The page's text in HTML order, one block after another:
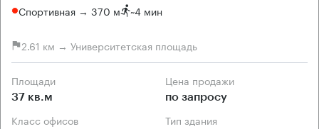
Спортивная → 370 м ~4 мин
2.61 км → Университетская площадь
Площади
37 кв.м
Цена продажи
по запросу
Класс офисов Тип здания